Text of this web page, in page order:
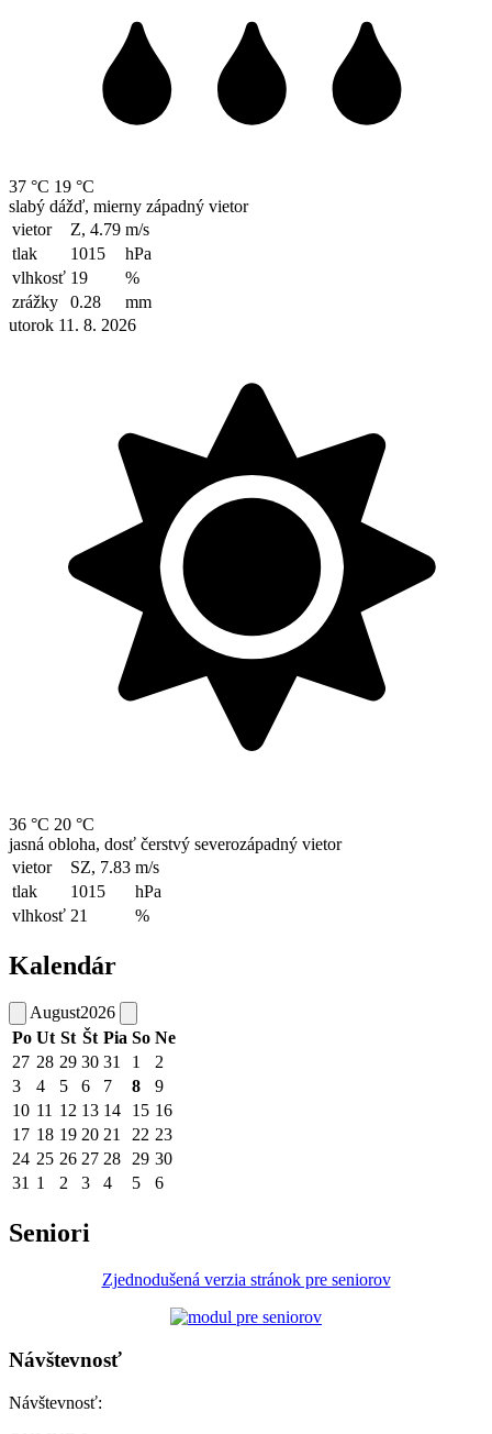
37 °C 19 °C
slabý dážď, mierny západný vietor
vietor
Z, 4.79 m/s
tlak
1015
hPa
vlhkosť 19
%
zrážky
0.28
mm
utorok 11. 8. 2026
36 °C 20 °C
jasná obloha, dosť čerstvý severozápadný vietor
vietor
SZ, 7.83 m/s
tlak
1015
hPa
vlhkosť 21 %
Kalendár
August2026
Po Ut St Št Pia So Ne
27 28 29 30 31 1
2
3
4 5 6 7 8
9
10 11 12 13 14 15 16
17 18 19 20 21 22 23
24 25 26 27 28 29 30
31 1 2 3 4 5 6
Seniori
Zjednodušená verzia stránok pre seniorov
Návštevnosť
Návštevnosť: